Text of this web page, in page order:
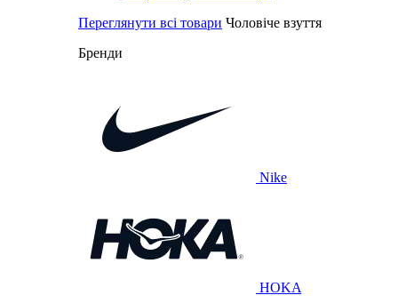
Переглянути всі товари Чоловіче взуття
Бренди
Nike
HOKA